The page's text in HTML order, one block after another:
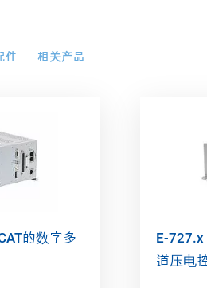
件 相关产品
的数字多
E-727.x
道压电